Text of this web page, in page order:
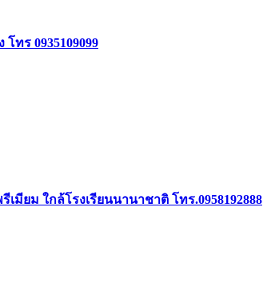
ทร 0935109099
ยม ใกล้โรงเรียนนานาชาติ โทร.0958192888